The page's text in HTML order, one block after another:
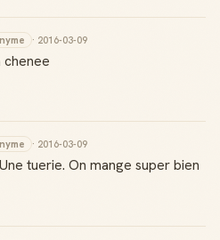
· 2016-03-09
chenee
· 2016-03-09
tuerie. On mange super bien